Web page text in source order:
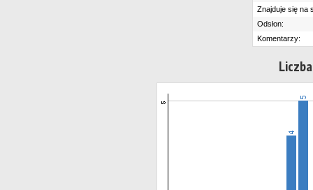
Znajduje się na
Odsłon:
Komentarzy: